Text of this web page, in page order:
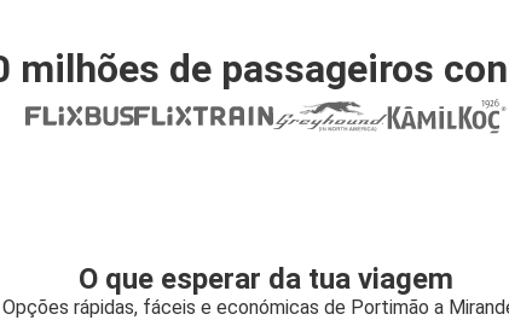
milhões de passageiros
O que esperar da tua viagem
Opções rápidas, fáceis e económicas de Portimão a